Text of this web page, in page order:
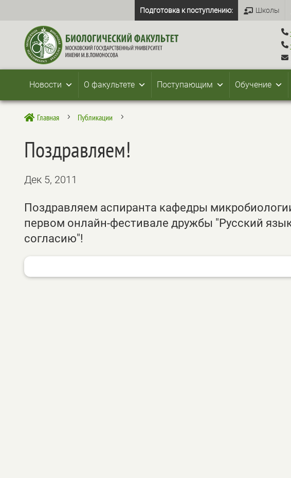
Подготовка к поступлению: Школы
Новости О факультете Поступающим Обучение
 Главная 5 Публикации 5
Поздравляем!
Дек 5, 2011
Поздравляем аспиранта кафедры
первом онлайн-фестивале дружбы "Русский
согласию"!